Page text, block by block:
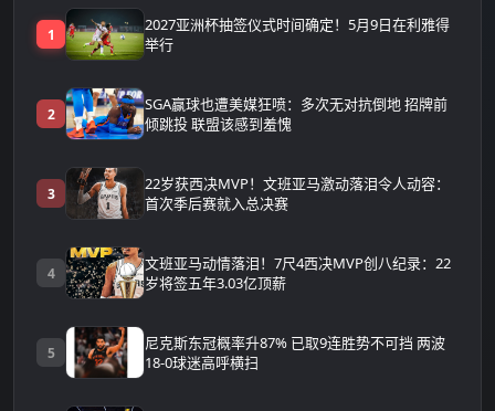
1
2027亚洲杯抽签仪式时间确定！5月9日在利雅得
举行
2
SGA赢球也遭美媒狂喷：多次无对抗倒地 招牌前
倾跳投 联盟该感到羞愧
3
22岁获西决MVP！文班亚马激动落泪令人动容：
首次季后赛就入总决赛
4
文班亚马动情落泪！7尺4西决MVP创八纪录：22
岁将签五年3.03亿顶薪
5
尼克斯东冠概率升87% 已取9连胜势不可挡 两波
18-0球迷高呼横扫